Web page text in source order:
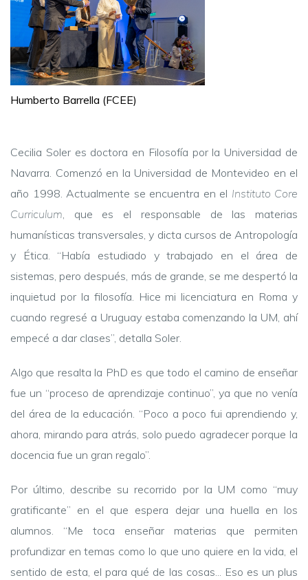
Humberto Barrella (FCEE)
Cecilia Soler es doctora en Filosofía por la Universidad de
Navarra. Comenzó en la Universidad de Montevideo en el
año 1998. Actualmente se encuentra en el Instituto Core
Curriculum, que es el responsable de las materias
humanísticas transversales, y dicta cursos de Antropología
y Ética. “Había estudiado y trabajado en el área de
sistemas, pero después, más de grande, se me despertó la
inquietud por la filosofía. Hice mi licenciatura en Roma y
cuando regresé a Uruguay estaba comenzando la UM, ahí
empecé a dar clases”, detalla Soler.
Algo que resalta la PhD es que todo el camino de enseñar
fue un “proceso de aprendizaje continuo”, ya que no venía
del área de la educación. “Poco a poco fui aprendiendo y,
ahora, mirando para atrás, solo puedo agradecer porque la
docencia fue un gran regalo”.
Por último, describe su recorrido por la UM como “muy
gratificante” en el que espera dejar una huella en los
alumnos. “Me toca enseñar materias que permiten
profundizar en temas como lo que uno quiere en la vida, el
sentido de esta, el para qué de las cosas... Eso es un plus